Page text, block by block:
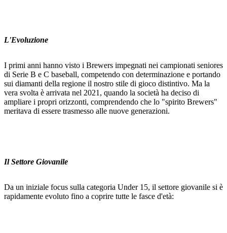
L'Evoluzione
I primi anni hanno visto i Brewers impegnati nei campionati seniores
di Serie B e C baseball, competendo con determinazione e portando
sui diamanti della regione il nostro stile di gioco distintivo. Ma la
vera svolta è arrivata nel 2021, quando la società ha deciso di
ampliare i propri orizzonti, comprendendo che lo "spirito Brewers"
meritava di essere trasmesso alle nuove generazioni.
Il Settore Giovanile
Da un iniziale focus sulla categoria Under 15, il settore giovanile si è
rapidamente evoluto fino a coprire tutte le fasce d'età: